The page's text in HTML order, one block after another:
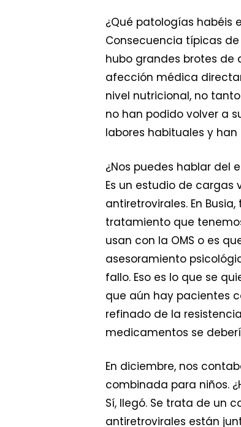
¿Qué patologías habéis
Consecuencia típicas
hubo grandes brotes de
afección médica
nivel nutricional, no
no han podido volver a
labores habituales y
¿Nos puedes hablar del
Es un estudio de
antiretrovirales. En
tratamiento que
usan con la OMS o es
asesoramiento
fallo. Eso es lo que se
que aún hay pacientes
refinado de la
medicamentos se
En diciembre, nos
combinada para niños.
Sí, llegó. Se trata de un
antiretrovirales están